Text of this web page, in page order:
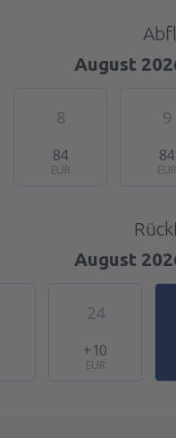
August
8
84
EUR
9
84
EUR
August
24
+10
EUR